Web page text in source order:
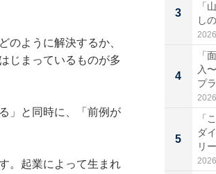
のように解決するか、
じまっているものが多
」と同時に、「前例が
。起業によって生まれ
3
「
し
4
「
入
プ
題
5
「
ダ
リ
わ